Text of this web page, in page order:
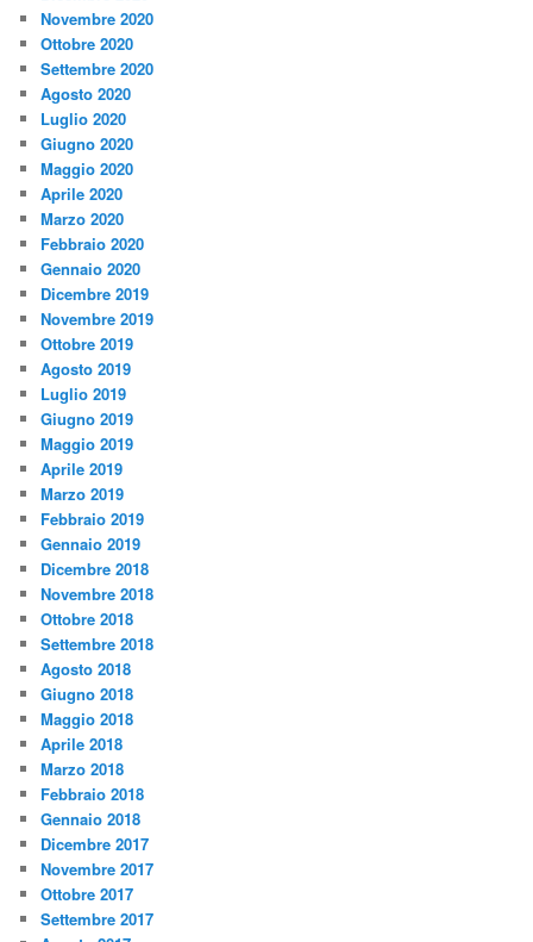
Novembre 2020
Ottobre 2020
Settembre 2020
Agosto 2020
Luglio 2020
Giugno 2020
Maggio 2020
Aprile 2020
Marzo 2020
Febbraio 2020
Gennaio 2020
Dicembre 2019
Novembre 2019
Ottobre 2019
Agosto 2019
Luglio 2019
Giugno 2019
Maggio 2019
Aprile 2019
Marzo 2019
Febbraio 2019
Gennaio 2019
Dicembre 2018
Novembre 2018
Ottobre 2018
Settembre 2018
Agosto 2018
Giugno 2018
Maggio 2018
Aprile 2018
Marzo 2018
Febbraio 2018
Gennaio 2018
Dicembre 2017
Novembre 2017
Ottobre 2017
Settembre 2017